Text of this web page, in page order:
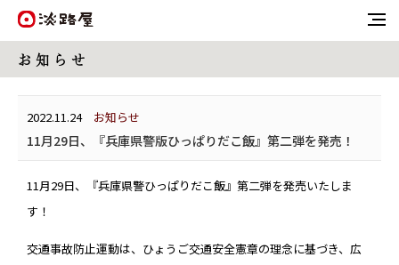
お 知 ら せ
2022.11.24 お知らせ
11月29日、『兵庫県警版ひっぱりだこ飯』第二弾を発売！
11月29日、『兵庫県警ひっぱりだこ飯』第二弾を発売いたしま
す！
交通事故防止運動は、ひょうご交通安全憲章の理念に基づき、広